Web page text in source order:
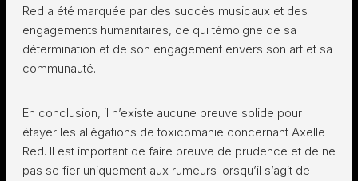
Red a été marquée par des succès musicaux et des
engagements humanitaires, ce qui témoigne de sa
détermination et de son engagement envers son art et sa
communauté.
En conclusion, il n’existe aucune preuve solide pour
étayer les allégations de toxicomanie concernant Axelle
Red. Il est important de faire preuve de prudence et de ne
pas se fier uniquement aux rumeurs lorsqu’il s’agit de